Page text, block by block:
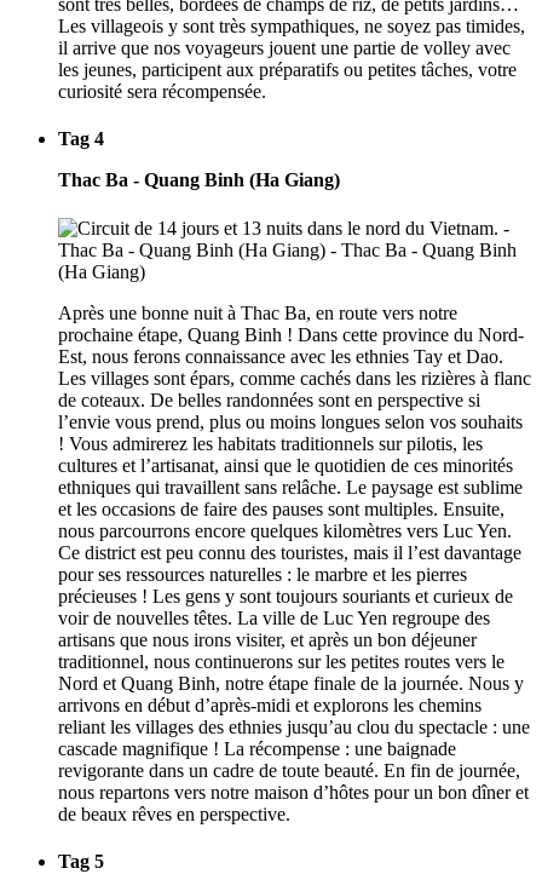
sont très belles, bordées de champs de riz, de petits jardins…
Les villageois y sont très sympathiques, ne soyez pas timides,
il arrive que nos voyageurs jouent une partie de volley avec
les jeunes, participent aux préparatifs ou petites tâches, votre
curiosité sera récompensée.
Tag 4
Thac Ba - Quang Binh (Ha Giang)
Après une bonne nuit à Thac Ba, en route vers notre
prochaine étape, Quang Binh ! Dans cette province du Nord-
Est, nous ferons connaissance avec les ethnies Tay et Dao.
Les villages sont épars, comme cachés dans les rizières à flanc
de coteaux. De belles randonnées sont en perspective si
l’envie vous prend, plus ou moins longues selon vos souhaits
! Vous admirerez les habitats traditionnels sur pilotis, les
cultures et l’artisanat, ainsi que le quotidien de ces minorités
ethniques qui travaillent sans relâche. Le paysage est sublime
et les occasions de faire des pauses sont multiples. Ensuite,
nous parcourrons encore quelques kilomètres vers Luc Yen.
Ce district est peu connu des touristes, mais il l’est davantage
pour ses ressources naturelles : le marbre et les pierres
précieuses ! Les gens y sont toujours souriants et curieux de
voir de nouvelles têtes. La ville de Luc Yen regroupe des
artisans que nous irons visiter, et après un bon déjeuner
traditionnel, nous continuerons sur les petites routes vers le
Nord et Quang Binh, notre étape finale de la journée. Nous y
arrivons en début d’après-midi et explorons les chemins
reliant les villages des ethnies jusqu’au clou du spectacle : une
cascade magnifique ! La récompense : une baignade
revigorante dans un cadre de toute beauté. En fin de journée,
nous repartons vers notre maison d’hôtes pour un bon dîner et
de beaux rêves en perspective.
Tag 5